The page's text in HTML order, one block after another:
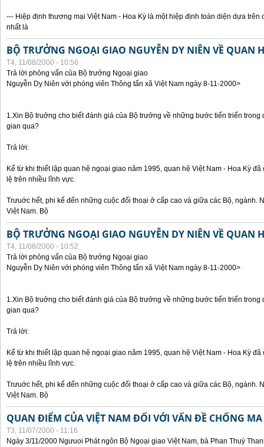
--- Hiệp định thương mại Việt Nam - Hoa Kỳ là một hiệp định toàn diện dựa trên
nhất là
BỘ TRƯỞNG NGOẠI GIAO NGUYỄN DY NIÊN VỀ QUAN
T4, 11/08/2000 - 10:56
Trả lời phỏng vấn của Bộ trưởng Ngoại giao
Nguyễn Dy Niên với phóng viên Thông tấn xã Việt Nam ngày 8-11-2000>
1.Xin Bộ truởng cho biết đánh giá của Bộ trưởng về những bước tiến triển trong
gian qua?
Trả lời:
Kể từ khi thiết lập quan hệ ngoại giao năm 1995, quan hệ Việt Nam - Hoa Kỳ
lệ trên nhiều lĩnh vực.
Trưuớc hết, phi kể đến những cuộc đối thoại ở cấp cao và giữa các Bộ, ngành.
Việt Nam. Bộ
BỘ TRƯỞNG NGOẠI GIAO NGUYỄN DY NIÊN VỀ QUAN
T4, 11/08/2000 - 10:52
Trả lời phỏng vấn của Bộ trưởng Ngoại giao
Nguyễn Dy Niên với phóng viên Thông tấn xã Việt Nam ngày 8-11-2000>
1.Xin Bộ truởng cho biết đánh giá của Bộ trưởng về những bước tiến triển trong
gian qua?
Trả lời:
Kể từ khi thiết lập quan hệ ngoại giao năm 1995, quan hệ Việt Nam - Hoa Kỳ
lệ trên nhiều lĩnh vực.
Trưuớc hết, phi kể đến những cuộc đối thoại ở cấp cao và giữa các Bộ, ngành.
Việt Nam. Bộ
QUAN ĐIỂM CỦA VIỆT NAM ĐỐI VỚI VẤN ĐỀ CHỐNG MA
T3, 11/07/2000 - 11:16
Ngày 3/11/2000 Ngưuoi Phát ngôn Bộ Ngoại giao Việt Nam, bà Phan Thuý